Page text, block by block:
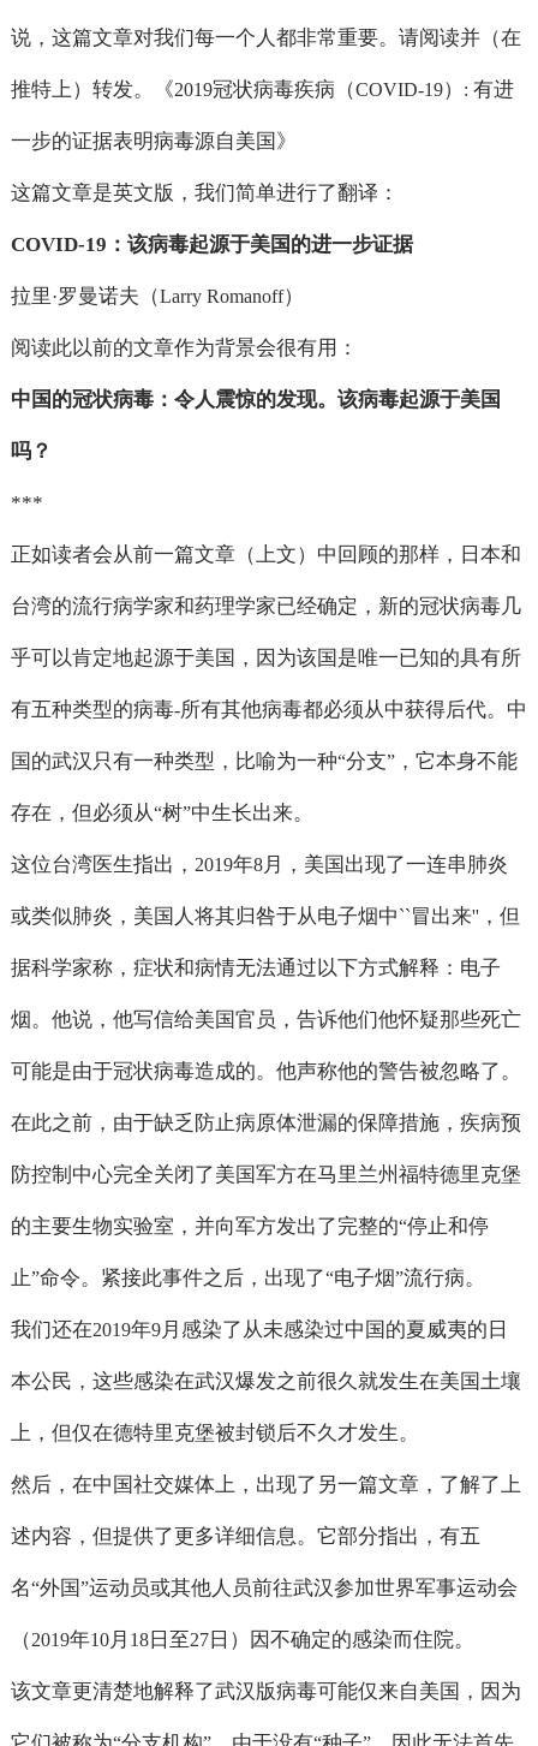
说，这篇文章对我们每一个人都非常重要。请阅读并（在
推特上）转发。《2019冠状病毒疾病（COVID-19） : 有进
一步的证据表明病毒源自美国》
这篇文章是英文版，我们简单进行了翻译：
COVID-19 ：该病毒起源于美国的进一步证据
拉里·罗曼诺夫（Larry Romanoff）
阅读此以前的文章作为背景会很有用：
中国的冠状病毒：令人震惊的发现。该病毒起源于美国
吗？
***
正如读者会从前一篇文章（上文）中回顾的那样，日本和
台湾的流行病学家和药理学家已经确定，新的冠状病毒几
乎可以肯定地起源于美国，因为该国是唯一已知的具有所
有五种类型的病毒-所有其他病毒都必须从中获得后代。中
国的武汉只有一种类型，比喻为一种“分支”，它本身不能
存在，但必须从“树”中生长出来。
这位台湾医生指出， 2019年8月，美国出现了一连串肺炎
或类似肺炎，美国人将其归咎于从电子烟中``冒出来''，但
据科学家称，症状和病情无法通过以下方式解释：电子
烟。他说，他写信给美国官员，告诉他们他怀疑那些死亡
可能是由于冠状病毒造成的。他声称他的警告被忽略了。
在此之前，由于缺乏防止病原体泄漏的保障措施，疾病预
防控制中心完全关闭了美国军方在马里兰州福特德里克堡
的主要生物实验室，并向军方发出了完整的“停止和停
止”命令。紧接此事件之后，出现了“电子烟”流行病。
我们还在2019年9月感染了从未感染过中国的夏威夷的日
本公民，这些感染在武汉爆发之前很久就发生在美国土壤
上，但仅在德特里克堡被封锁后不久才发生。
然后，在中国社交媒体上，出现了另一篇文章，了解了上
述内容，但提供了更多详细信息。它部分指出，有五
名“外国”运动员或其他人员前往武汉参加世界军事运动会
（2019年10月 18日至27日）因不确定的感染而住院。
该文章更清楚地解释了武汉版病毒可能仅来自美国，因为